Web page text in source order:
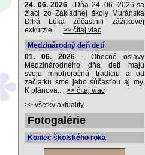
24. 06. 2026 - Dňa 24. 06. 2026 sa
žiaci zo Základnej školy Muránska
Dlhá Lúka zúčastnili zážitkovej
exkurzie ... >> čítaj viac
Medzinárodný deň detí
01. 06. 2026 - Obecné oslavy
Medzinárodného dňa detí majú
svoju mnohoročnú tradíciu a od
začiatku sme jeho súčasťou aj my.
K plánova... >> čítaj viac
>> všetky aktuality
Fotogalérie
Koniec školského roka